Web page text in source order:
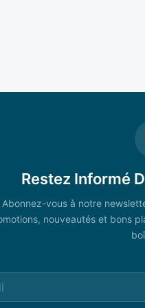
Restez Informé
Abonnez-vous à notre
nouveautés et bons